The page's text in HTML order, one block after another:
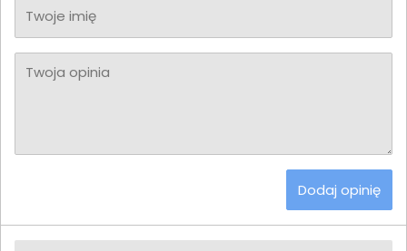
Twoje imię
Twoja opinia
Dodaj opinię